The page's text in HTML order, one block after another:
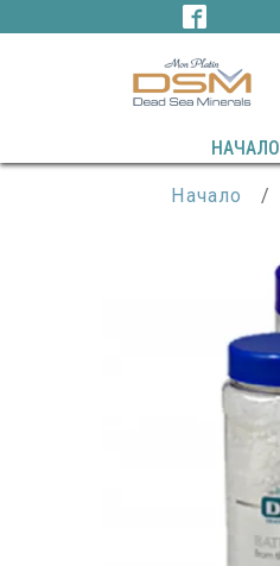
НАЧАЛО
Начало /